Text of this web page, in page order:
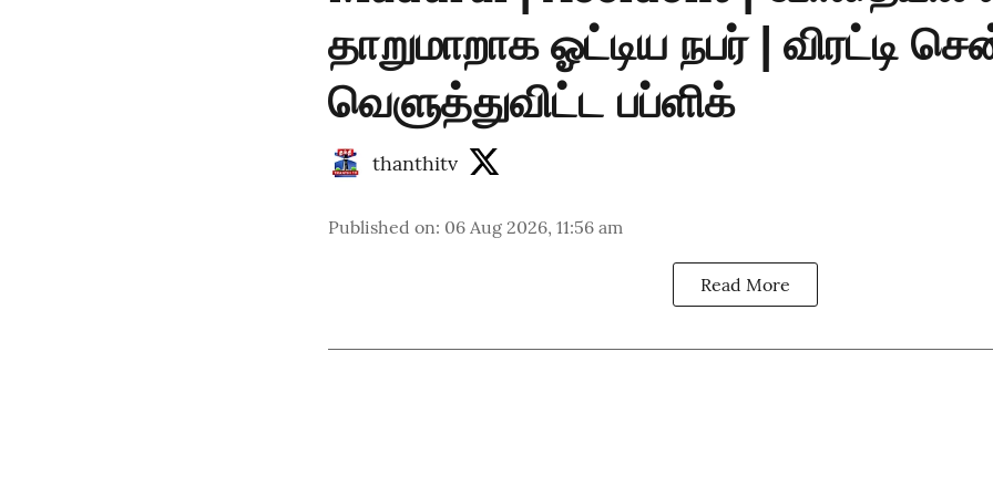
தாறுமாறாக ஓட்டிய நபர் | விரட்டி
வெளுத்துவிட்ட பப்ளிக்
thanthitv
Published on: 06 Aug 2026, 11:56 am
Read More